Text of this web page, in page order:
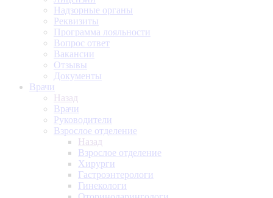
Надзорные органы
Реквизиты
Программа лояльности
Вопрос ответ
Вакансии
Отзывы
Документы
Врачи
Назад
Врачи
Руководители
Взрослое отделение
Назад
Взрослое отделение
Хирурги
Гастроэнтерологи
Гинекологи